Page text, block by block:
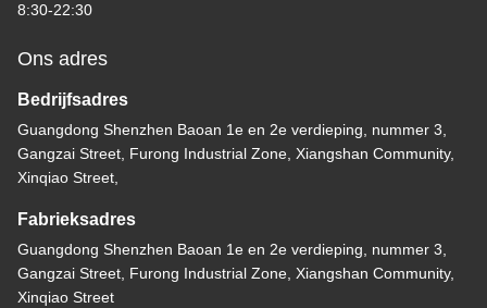
8:30-22:30
Ons adres
Bedrijfsadres
Guangdong Shenzhen Baoan 1e en 2e verdieping, nummer 3,
Gangzai Street, Furong Industrial Zone, Xiangshan Community,
Xinqiao Street,
Fabrieksadres
Guangdong Shenzhen Baoan 1e en 2e verdieping, nummer 3,
Gangzai Street, Furong Industrial Zone, Xiangshan Community,
Xinqiao Street